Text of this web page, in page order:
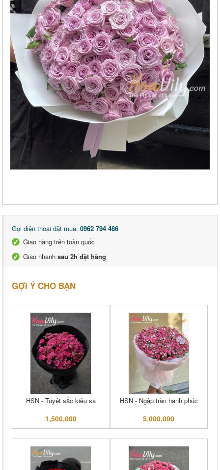
Gọi điện thoại đặt mua: 0962 794 486
Giao hàng trên toàn quốc
Giao nhanh sau 2h đặt hàng
GỢI Ý CHO BẠN
HSN - Tuyệt sắc kiêu sa
1,500,000
HSN - Ngập tràn hạnh phúc
5,000,000